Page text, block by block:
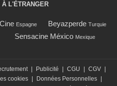
L'ÉTRANGER
Espagne Beyazperde Turquie
Sensacine México Mexique
Publicité CGU CGV
cookies Données Personnelles